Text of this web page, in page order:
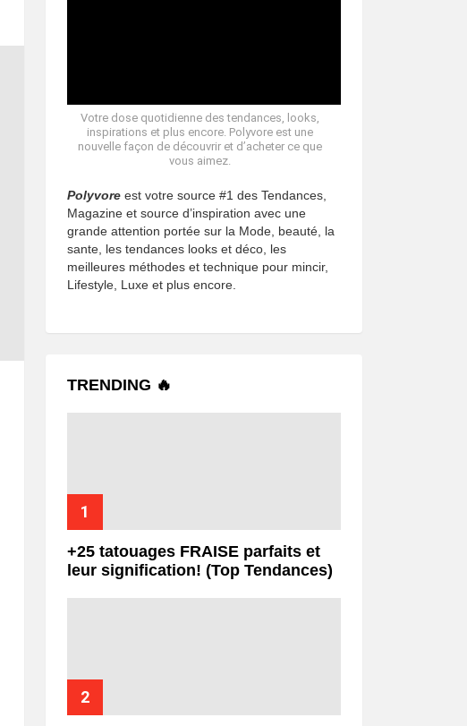
Votre dose quotidienne des tendances, looks,
inspirations et plus encore. Polyvore est une
nouvelle façon de découvrir et d’acheter ce que
vous aimez.
Polyvore est votre source #1 des Tendances,
Magazine et source d’inspiration avec une
grande attention portée sur la Mode, beauté, la
sante, les tendances looks et déco, les
meilleures méthodes et technique pour mincir,
Lifestyle, Luxe et plus encore.
TRENDING 🔥
+25 tatouages ​​FRAISE parfaits et
leur signification! (Top Tendances)